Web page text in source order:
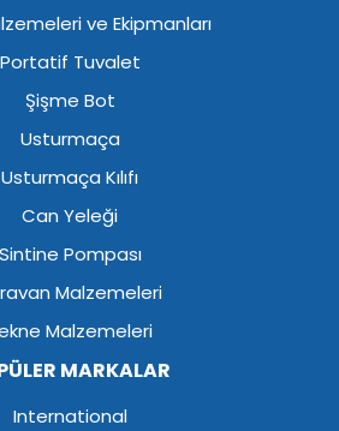
ve Ekipmanları
Portatif Tuvalet
Şişme Bot
Usturmaça
Usturmaça Kılıfı
Can Yeleği
Sintine Pompası
Malzemeleri
Malzemeleri
MARKALAR
International